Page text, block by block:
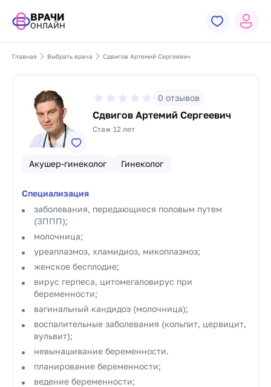
ВРАЧИ
ОНЛАЙН
Главная Выбрать врача Сдвигов Артемий Сергеевич
0 отзывов
Сдвигов Артемий Сергеевич
Стаж 12 лет
Акушер-гинеколог Гинеколог
Специализация
заболевания, передающиеся половым путем
(ЗППП);
молочница;
уреаплазмоз, хламидиоз, микоплазмоз;
женское бесплодие;
вирус герпеса, цитомегаловирус при
беременности;
вагинальный кандидоз (молочница);
воспалительные заболевания (кольпит, цервицит,
вульвит);
невынашивание беременности.
планирование беременности;
ведение беременности;